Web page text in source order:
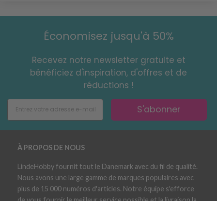
Économisez jusqu'à 50%
Recevez notre newsletter gratuite et
bénéficiez d'inspiration, d'offres et de
réductions !
S'abonner
À PROPOS DE NOUS
LindeHobby fournit tout le Danemark avec du fil de qualité.
Nous avons une large gamme de marques populaires avec
plus de 15 000 numéros d'articles. Notre équipe s'efforce